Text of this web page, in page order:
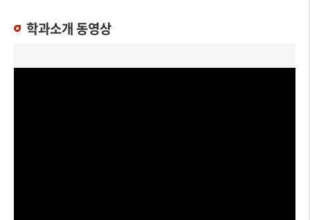
학과소개 동영상